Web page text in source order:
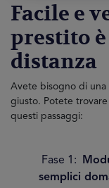
Facile e
prestito
distanza
Avete bisogno di una
giusto. Potete
questi passaggi:
Fase 1:
semplici